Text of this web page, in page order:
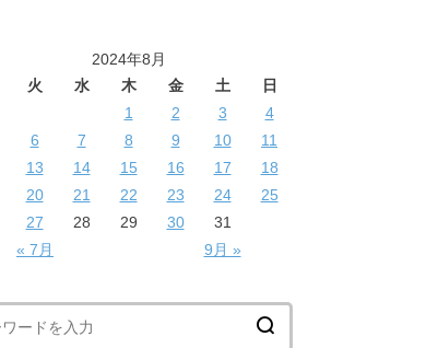
2024年8月
火 水 木 金 土 日
« 7月 9月 »
1 2 3
4
6 7 8 9 10
11
13 14 15 16 17
18
20 21 22 23 24
25
27 28 29 30 31